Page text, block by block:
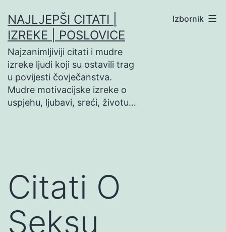
na
sadržaj
NAJLJEPŠI CITATI |
IZREKE | POSLOVICE
Najzanimljiviji citati i mudre
izreke ljudi koji su ostavili trag
u povijesti čovječanstva.
Mudre motivacijske izreke o
uspjehu, ljubavi, sreći, životu…
Izbornik
Citati O
Seksu